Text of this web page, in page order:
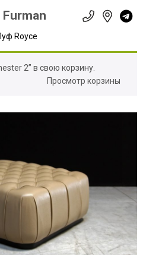
Furman
Royce
2” в свою корзину.
Просмотр корзины